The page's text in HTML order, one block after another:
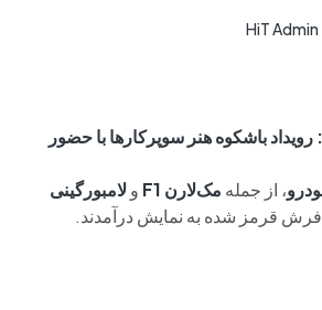
HiT Admin
مایامی کنکورس ۲۰۲۵: رویداد باشکوه هنر سوپرکارها با حضور
، از جمله مک‌لارن F1 ولامبورگینی
فرش قرمز شده به نمایش درآمدند.